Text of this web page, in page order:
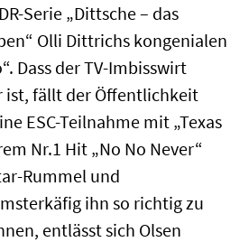
Serie „Dittsche – das
Olli Dittrichs kongenialen
Dass der TV-Imbisswirt
ist, fällt der Öffentlichkeit
ESC-Teilnahme mit „Texas
Nr.1 Hit „No No Never“
Rummel und
ihn so richtig zu
entlässt sich Olsen